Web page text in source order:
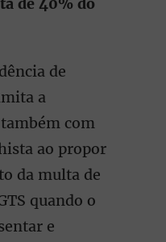
de
a
com
ao propor
da multa de
quando o
e